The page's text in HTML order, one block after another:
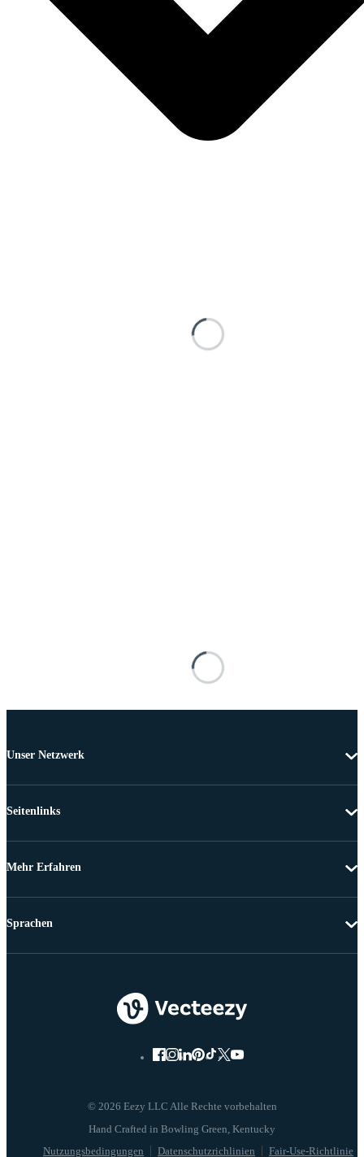
Unser Netzwerk
Seitenlinks
Mehr Erfahren
© 2026 Eezy LLC Alle Rechte vorbehalten
Nutzungsbedingungen Datenschutzrichlinien Fair-Use-Richtlinie
Sprachen